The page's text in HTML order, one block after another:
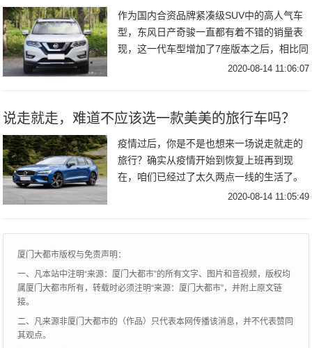
作为国内合资品牌紧凑级SUV中的高人气车
型，东风日产奇骏一直都有着不错的销量表
现，这一代车型增加了7座版本之后，相比同
级别其它品牌车型性价比更突出。近日新款
2020-08-14 11:06:07
说走就走，难道不应该选一款美美的旅行车吗？
疫情过后，你是不是也想来一场说走就走的
旅行？确实从疫情开始到恢复上班再到现
在，咱们已经过了太久两点一线的生活了。
但是对于全球现在这个情况，出国游显然是
2020-08-14 11:05:49
厦门大都市版权与免责声明：
一、凡本站中注明“来源：厦门大都市”的所有文字、图片和音视频，版权均
属厦门大都市所有，转载时必须注明“来源：厦门大都市”，并附上原文链
接。
二、凡来源非厦门大都市的（作品）只代表本网传播该消息，并不代表赞同
其观点。